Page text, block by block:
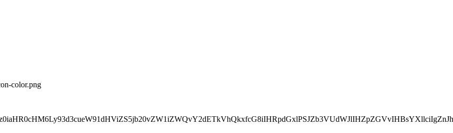
color.png